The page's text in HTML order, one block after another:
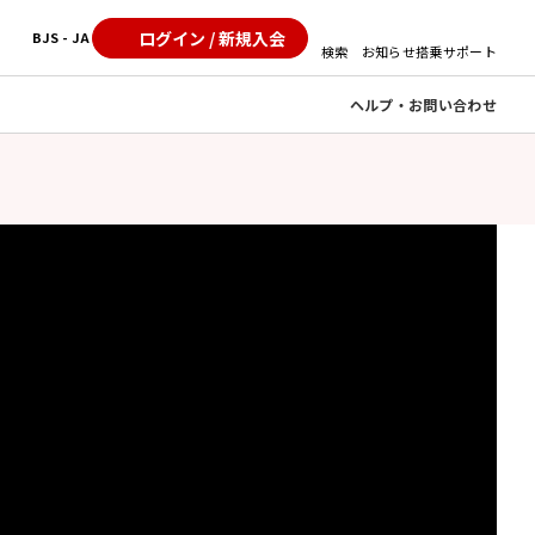
BJS - JA ログイン / 新規入会
検索 お知らせ搭乗サポート
ヘルプ・お問い合わせ